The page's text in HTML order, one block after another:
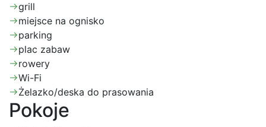
grill
miejsce na ognisko
parking
plac zabaw
rowery
Wi-Fi
Żelazko/deska do prasowania
Pokoje